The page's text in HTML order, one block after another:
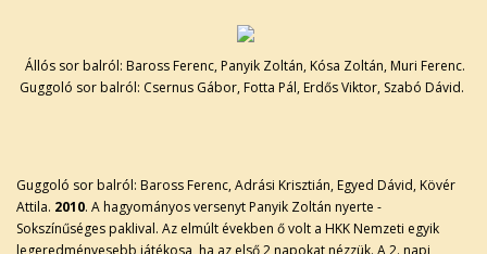
Állós sor balról: Baross Ferenc, Panyik Zoltán, Kósa Zoltán, Muri Ferenc.
Guggoló sor balról: Csernus Gábor, Fotta Pál, Erdős Viktor, Szabó Dávid.
Guggoló sor balról: Baross Ferenc, Adrási Krisztián, Egyed Dávid, Kövér
Attila. 2010. A hagyományos versenyt Panyik Zoltán nyerte -
Sokszínűséges paklival. Az elmúlt években ő volt a HKK Nemzeti egyik
legeredményesebb játékosa, ha az első 2 napokat nézzük. A 2. napi